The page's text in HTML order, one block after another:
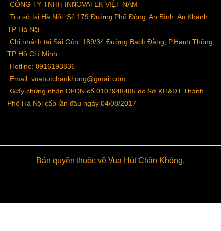
CÔNG TY TNHH INNOVATEK VIỆT NAM
Trụ sở tại Hà Nội: Số 179 Đường Phố Đông, An Bình, An Khánh,
TP Hà Nội
Chi nhánh tại Sài Gòn: 189/34 Đường Bạch Đằng, P.Hạnh Thông,
TP Hồ Chí Minh
Hotline: 0916193836
Email: vuahutchankhong@gmail.com
Giấy chứng nhận ĐKDN số 0107948485 do Sở KH&ĐT Thành
Phố Hà Nội cấp lần đầu ngày 04/08/2017
Bản quyền thuộc về Vua Hút Chân Không.